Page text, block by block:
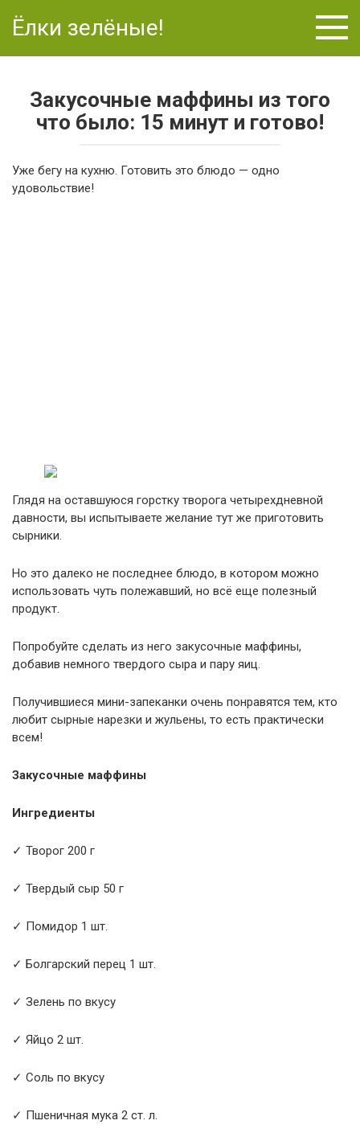
Ёлки зелёные!
Закусочные маффины из того
что было: 15 минут и готово!
Уже бегу на кухню. Готовить это блюдо — одно
удовольствие!
Глядя на оставшуюся горстку творога четырехдневной
давности, вы испытываете желание тут же приготовить
сырники.
Но это далеко не последнее блюдо, в котором можно
использовать чуть полежавший, но всё еще полезный
продукт.
Попробуйте сделать из него закусочные маффины,
добавив немного твердого сыра и пару яиц.
Получившиеся мини-запеканки очень понравятся тем, кто
любит сырные нарезки и жульены, то есть практически
всем!
Закусочные маффины
Ингредиенты
✓ Творог 200 г
✓ Твердый сыр 50 г
✓ Помидор 1 шт.
✓ Болгарский перец 1 шт.
✓ Зелень по вкусу
✓ Яйцо 2 шт.
✓ Соль по вкусу
✓ Пшеничная мука 2 ст. л.